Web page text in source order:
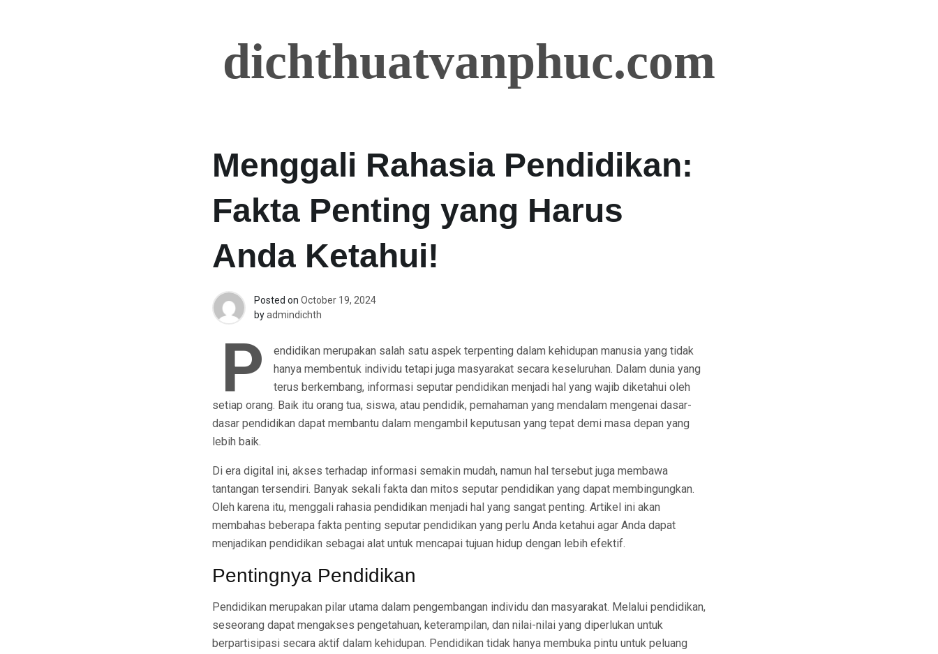
dichthuatvanphuc.com
Menggali Rahasia Pendidikan:
Fakta Penting yang Harus
Anda Ketahui!
Posted on October 19, 2024
byadmindichth
P
endidikan merupakan salah satu aspek terpenting dalam kehidupan manusia yang tidak
hanya membentuk individu tetapi juga masyarakat secara keseluruhan. Dalam dunia yang
terus berkembang, informasi seputar pendidikan menjadi hal yang wajib diketahui oleh
setiap orang. Baik itu orang tua, siswa, atau pendidik, pemahaman yang mendalam mengenai dasar-
dasar pendidikan dapat membantu dalam mengambil keputusan yang tepat demi masa depan yang
lebih baik.
Di era digital ini, akses terhadap informasi semakin mudah, namun hal tersebut juga membawa
tantangan tersendiri. Banyak sekali fakta dan mitos seputar pendidikan yang dapat membingungkan.
Oleh karena itu, menggali rahasia pendidikan menjadi hal yang sangat penting. Artikel ini akan
membahas beberapa fakta penting seputar pendidikan yang perlu Anda ketahui agar Anda dapat
menjadikan pendidikan sebagai alat untuk mencapai tujuan hidup dengan lebih efektif.
Pentingnya Pendidikan
Pendidikan merupakan pilar utama dalam pengembangan individu dan masyarakat. Melalui pendidikan,
seseorang dapat mengakses pengetahuan, keterampilan, dan nilai-nilai yang diperlukan untuk
berpartisipasi secara aktif dalam kehidupan. Pendidikan tidak hanya membuka pintu untuk peluang